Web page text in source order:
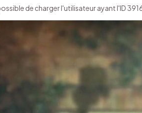
de charger l'utilisateur ayant l'ID